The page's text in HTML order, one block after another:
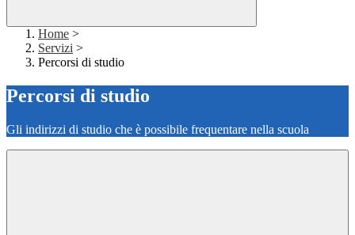
Home >
Servizi >
Percorsi di studio
Percorsi di studio
Gli indirizzi di studio che è possibile frequentare nella scuola